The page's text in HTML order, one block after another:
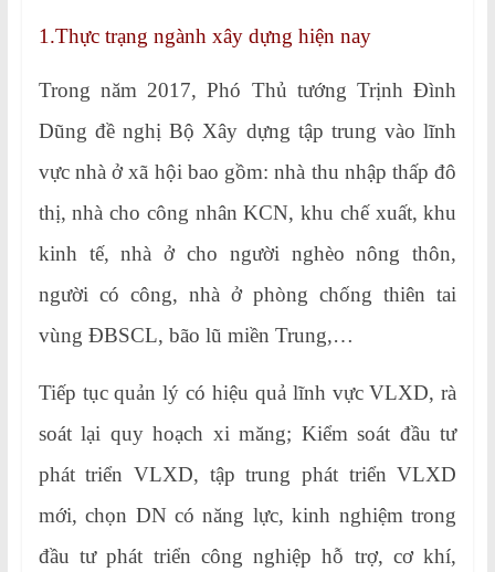
1.Thực trạng ngành xây dựng hiện nay
Trong năm 2017, Phó Thủ tướng Trịnh Đình
Dũng đề nghị Bộ Xây dựng tập trung vào lĩnh
vực nhà ở xã hội bao gồm: nhà thu nhập thấp đô
thị, nhà cho công nhân KCN, khu chế xuất, khu
kinh tế, nhà ở cho người nghèo nông thôn,
người có công, nhà ở phòng chống thiên tai
vùng ĐBSCL, bão lũ miền Trung,…
Tiếp tục quản lý có hiệu quả lĩnh vực VLXD, rà
soát lại quy hoạch xi măng; Kiểm soát đầu tư
phát triển VLXD, tập trung phát triển VLXD
mới, chọn DN có năng lực, kinh nghiệm trong
đầu tư phát triển công nghiệp hỗ trợ, cơ khí,